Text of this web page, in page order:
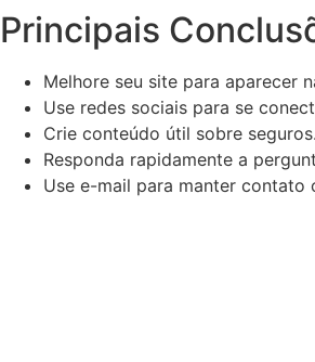
Principais
Melhore seu site para aparecer
Use redes sociais para se
Crie conteúdo útil sobre seguros.
Responda rapidamente a
Use e-mail para manter contato